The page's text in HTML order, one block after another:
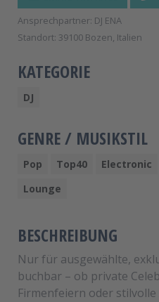
Ansprechpartner: DJ ENA
Standort: 39100 Bozen, Italien
KATEGORIE
DJ
GENRE / MUSIKSTIL
Pop Top40 Electronic
Lounge
BESCHREIBUNG
Nur für ausgewählte,
buchbar – ob private
Firmenfeiern oder